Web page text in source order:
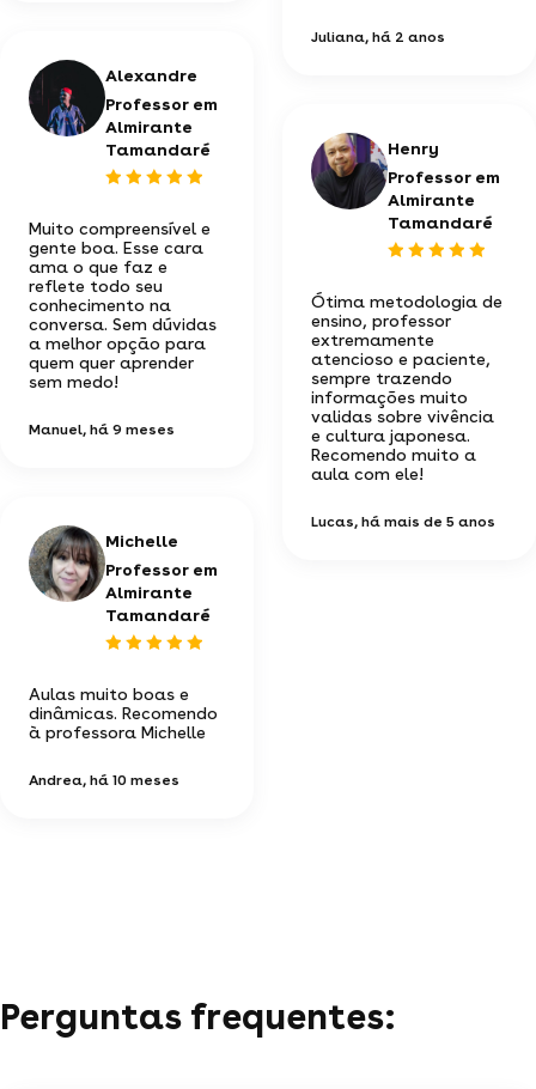
Alexandre
Professor em
Almirante
Tamandaré
Muito compreensível e
gente boa. Esse cara
ama o que faz e
reflete todo seu
conhecimento na
conversa. Sem dúvidas
a melhor opção para
quem quer aprender
sem medo!
Manuel, há 9 meses
Michelle
Professor em
Almirante
Tamandaré
Aulas muito boas e
dinâmicas. Recomendo
à professora Michelle
Andrea, há 10 meses
Juliana, há 2 anos
Henry
Professor em
Almirante
Tamandaré
Ótima metodologia de
ensino, professor
extremamente
atencioso e paciente,
sempre trazendo
informações muito
validas sobre vivência
e cultura japonesa.
Recomendo muito a
aula com ele!
Lucas, há mais de 5 anos
Perguntas frequentes: